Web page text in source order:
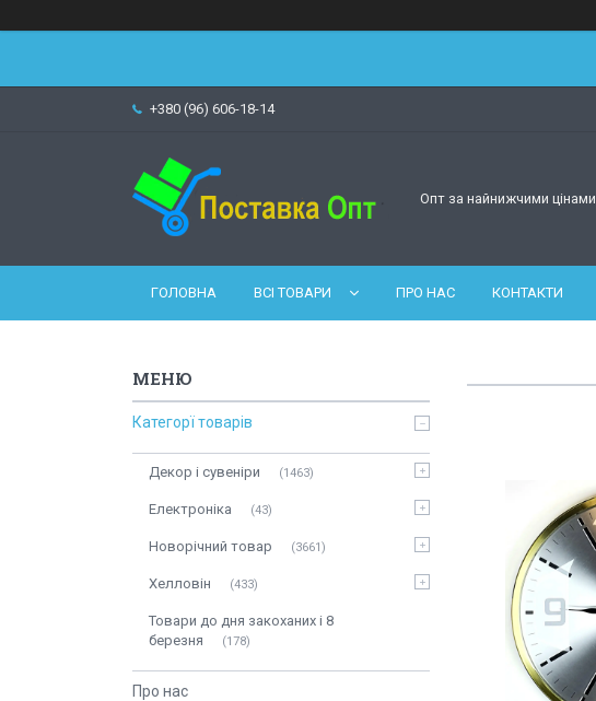
+380 (96) 606-18-14
Опт за найнижчими цінами
ГОЛОВНА ВСІ ТОВАРИ ПРО НАС КОНТАКТИ
Категорї товарів
Декор і сувеніри 1463
Електроніка 43
Новорічний товар 3661
Хелловін 433
Товари до дня закоханих і 8
березня
178
Про нас